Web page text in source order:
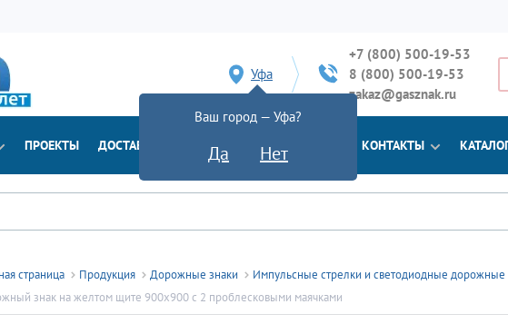
Уфа
Ваш город — Уфа?
Да Нет
+7 (800) 500-19-53
8 (800) 500-19-53
zakaz@gasznak.ru
ПРОЕКТЫ ДОСТАВКА ДОКУМЕНТЫ КОНТАКТЫ
страница Продукция Дорожные знаки Импульсные стрелки и светодиодные дорожные
знак на желтом щите 900x900 с 2 проблесковыми маячками